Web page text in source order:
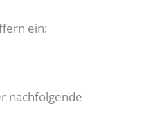
ein:
nachfolgende